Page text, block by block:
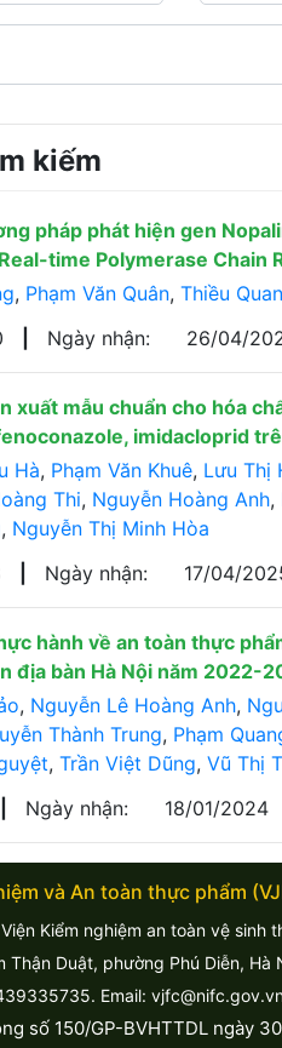
kiếm
pháp phát hiện gen
time Polymerase Chain
, Phạm Văn Quân, Thiều
Ngày nhận: 26/04/
xuất mẫu chuẩn cho hóa
imidacloprid
Hà, Phạm Văn Khuê, Lưu Thị
Thi, Nguyễn Hoàng Anh,
, Nguyễn Thị Minh Hòa
Ngày nhận: 17/04/
hành về an toàn thực
địa bàn Hà Nội năm 2022-
, Nguyễn Lê Hoàng Anh,
Thành Trung, Phạm
, Trần Việt Dũng, Vũ Thị
Ngày nhận: 18/01/2024
và An toàn thực phẩm
Kiểm nghiệm an toàn vệ sinh
Thận Duật, phường Phú Diễn, Hà
Email:
số 150/GP-BVHTTDL ngày